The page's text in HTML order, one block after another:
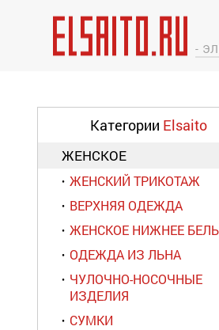
-
Категории Elsaito
ЖЕНСКОЕ
ЖЕНСКИЙ ТРИКОТАЖ
ВЕРХНЯЯ ОДЕЖДА
ЖЕНСКОЕ НИЖНЕЕ
ОДЕЖДА ИЗ ЛЬНА
ЧУЛОЧНО-НОСОЧНЫЕ
ИЗДЕЛИЯ
СУМКИ